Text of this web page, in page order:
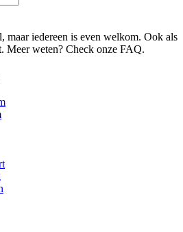
maar iedereen is even welkom. Ook als
Meer weten? Check onze FAQ.